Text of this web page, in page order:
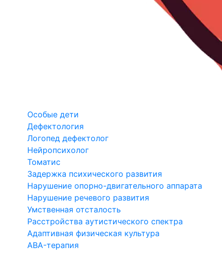
Особые дети
Дефектология
Логопед дефектолог
Нейропсихолог
Томатис
Задержка психического развития
Нарушение опорно-двигательного аппарата
Нарушение речевого развития
Умственная отсталость
Расстройства аутистического спектра
Адаптивная физическая культура
ABA-терапия